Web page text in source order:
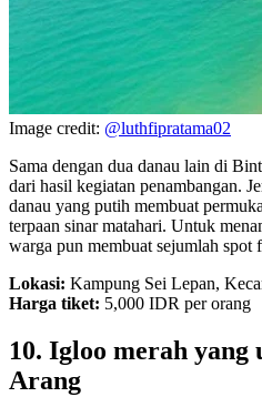
Image credit: @luthfipratama02
Sama dengan dua danau lain di
dari hasil kegiatan penambangan.
danau yang putih membuat
terpaan sinar matahari. Untuk
warga pun membuat sejumlah spot
Lokasi: Kampung Sei Lepan,
Harga tiket: 5,000 IDR per orang
10. Igloo merah yang
Arang